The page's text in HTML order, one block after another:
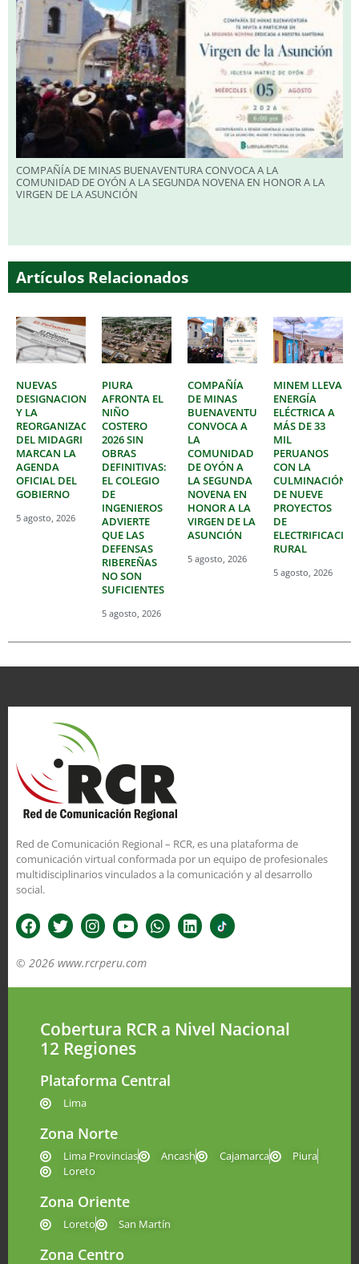
COMPAÑÍA DE MINAS BUENAVENTURA CONVOCA A LA
COMUNIDAD DE OYÓN A LA SEGUNDA NOVENA EN HONOR A LA
VIRGEN DE LA ASUNCIÓN
Artículos Relacionados
NUEVAS
DESIGNACIONES
Y LA
REORGANIZACIÓN
DEL MIDAGRI
MARCAN LA
AGENDA
OFICIAL DEL
GOBIERNO
5 agosto, 2026
PIURA
AFRONTA EL
NIÑO
COSTERO
2026 SIN
OBRAS
DEFINITIVAS:
EL COLEGIO
DE
INGENIEROS
ADVIERTE
QUE LAS
DEFENSAS
RIBEREÑAS
NO SON
SUFICIENTES
5 agosto, 2026
COMPAÑÍA
DE MINAS
BUENAVENTURA
CONVOCA A
LA
COMUNIDAD
DE OYÓN A
LA SEGUNDA
NOVENA EN
HONOR A LA
VIRGEN DE LA
ASUNCIÓN
5 agosto, 2026
MINEM LLEVA
ENERGÍA
ELÉCTRICA A
MÁS DE 33
MIL
PERUANOS
CON LA
CULMINACIÓN
DE NUEVE
PROYECTOS
DE
ELECTRIFICACIÓN
RURAL
5 agosto, 2026
Red de Comunicación Regional – RCR, es una plataforma de
comunicación virtual conformada por un equipo de profesionales
multidisciplinarios vinculados a la comunicación y al desarrollo
social.
© 2026 www.rcrperu.com
Cobertura RCR a Nivel Nacional
12 Regiones
Plataforma Central
Lima
Zona Norte
Lima Provincias Ancash Cajamarca
Piura
Loreto
Zona Oriente
Loreto San Martín
Zona Centro